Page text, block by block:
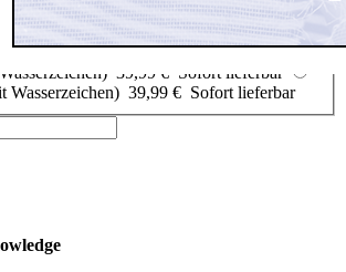
40,00 € Artikel vorbestellbar
E-
39,99 € Sofort lieferbar
39,99 € Sofort lieferbar